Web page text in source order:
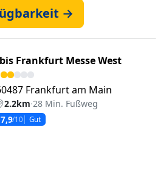
→
Frankfurt Messe West
Frankfurt am Main
2.2km·28 Min. Fußweg
7,9/10 Gut